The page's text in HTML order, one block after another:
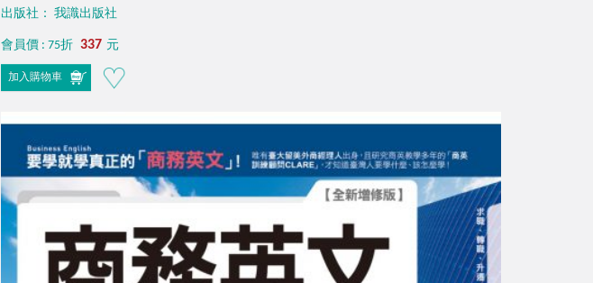
出版社： 我識出版社
會員價 : 75折 337 元
加入購物車